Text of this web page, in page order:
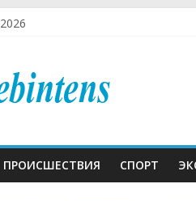
ПРОИСШЕСТВИЯ СПОРТ